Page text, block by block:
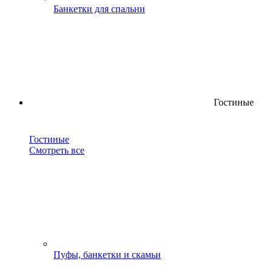
Банкетки для спальни
Гостиные
Гостиные
Смотреть все
Пуфы, банкетки и скамьи